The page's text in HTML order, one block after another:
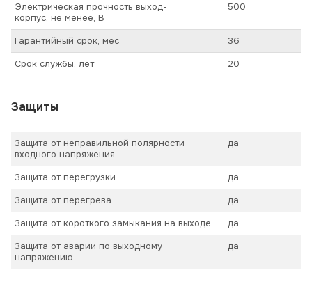
Электрическая прочность выход-
корпус, не менее, В
500
Гарантийный срок, мес
36
Срок службы, лет
20
Защиты
Защита от неправильной полярности
входного напряжения
да
Защита от перегрузки
да
Защита от перегрева
да
Защита от короткого замыкания на выходе
да
Защита от аварии по выходному
напряжению
да